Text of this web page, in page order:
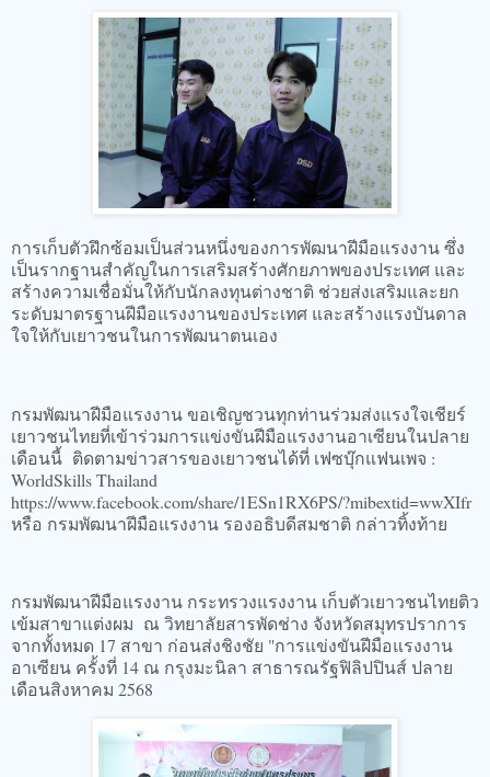
การเก็บตัวฝึกซ้อมเป็นส่วนหนึ่งของการพัฒนาฝีมือแรงงาน ซึ่ง
เป็นรากฐานสำคัญในการเสริมสร้างศักยภาพของประเทศ และ
สร้างความเชื่อมั่นให้กับนักลงทุนต่างชาติ ช่วยส่งเสริมและยก
ระดับมาตรฐานฝีมือแรงงานของประเทศ และสร้างแรงบันดาล
ใจให้กับเยาวชนในการพัฒนาตนเอง
กรมพัฒนาฝีมือแรงงาน ขอเชิญชวนทุกท่านร่วมส่งแรงใจเชียร์
เยาวชนไทยที่เข้าร่วมการแข่งขันฝีมือแรงงานอาเซียนในปลาย
เดือนนี้ ติดตามข่าวสารของเยาวชนได้ที่ เฟซบุ๊กแฟนเพจ :
WorldSkills Thailand
https://www.facebook.com/share/1ESn1RX6PS/?mibextid=wwXIfr
หรือ กรมพัฒนาฝีมือแรงงาน รองอธิบดีสมชาติ กล่าวทิ้งท้าย
กรมพัฒนาฝีมือแรงงาน กระทรวงแรงงาน เก็บตัวเยาวชนไทยติว
เข้มสาขาแต่งผม ณ วิทยาลัยสารพัดช่าง จังหวัดสมุทรปราการ
จากทั้งหมด 17 สาขา ก่อนส่งชิงชัย "การแข่งขันฝีมือแรงงาน
อาเซียน ครั้งที่ 14 ณ กรุงมะนิลา สาธารณรัฐฟิลิปปินส์ ปลาย
เดือนสิงหาคม 2568